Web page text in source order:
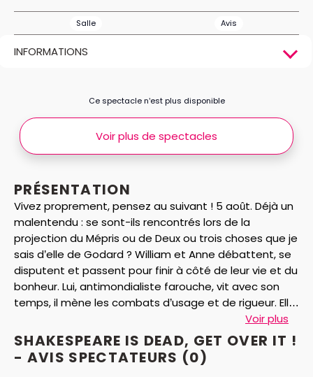
Salle Avis
INFORMATIONS
PRÉSENTATION
Vivez proprement, pensez au suivant ! 5 août. Déjà un
malentendu : se sont-ils rencontrés lors de la
projection du Mépris ou de Deux ou trois choses que je
sais d’elle de Godard ? William et Anne débattent, se
disputent et passent pour finir à côté de leur vie et du
bonheur. Lui, antimondialiste farouche, vit avec son
temps, il mène les combats d’usage et de rigueur. Elle,
passionnée de Shakespeare, s’attarde dans les
bibliothèques, elle respire mieux au xviie siècle.
Enquête policière ou farce noire, avec projections,
arrêts sur images, mixage des lieux et mélanges des
Voir plus
Ce spectacle n’est plus disponible
Voir plus de spectacles
SHAKESPEARE IS DEAD, GET OVER IT !
- AVIS SPECTATEURS (0)